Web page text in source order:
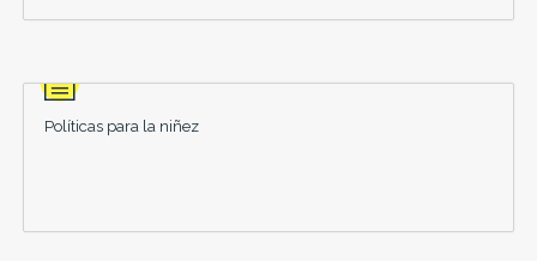
Políticas para la niñez